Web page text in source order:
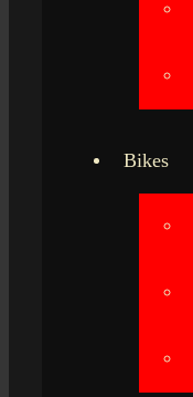
Bikes